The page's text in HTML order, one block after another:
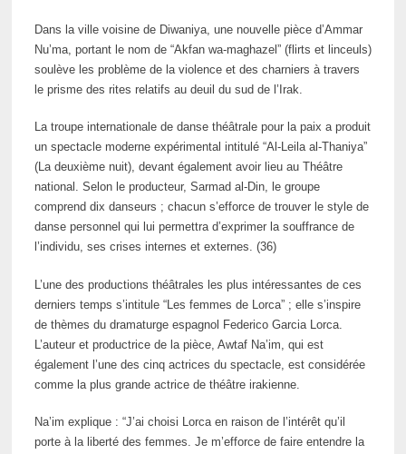
Dans la ville voisine de Diwaniya, une nouvelle pièce d’Ammar
Nu’ma, portant le nom de “Akfan wa-maghazel” (flirts et linceuls)
soulève les problème de la violence et des charniers à travers
le prisme des rites relatifs au deuil du sud de l’Irak.
La troupe internationale de danse théâtrale pour la paix a produit
un spectacle moderne expérimental intitulé “Al-Leila al-Thaniya”
(La deuxième nuit), devant également avoir lieu au Théâtre
national. Selon le producteur, Sarmad al-Din, le groupe
comprend dix danseurs ; chacun s’efforce de trouver le style de
danse personnel qui lui permettra d’exprimer la souffrance de
l’individu, ses crises internes et externes. (36)
L’une des productions théâtrales les plus intéressantes de ces
derniers temps s’intitule “Les femmes de Lorca” ; elle s’inspire
de thèmes du dramaturge espagnol Federico Garcia Lorca.
L’auteur et productrice de la pièce, Awtaf Na’im, qui est
également l’une des cinq actrices du spectacle, est considérée
comme la plus grande actrice de théâtre irakienne.
Na’im explique : “J’ai choisi Lorca en raison de l’intérêt qu’il
porte à la liberté des femmes. Je m’efforce de faire entendre la